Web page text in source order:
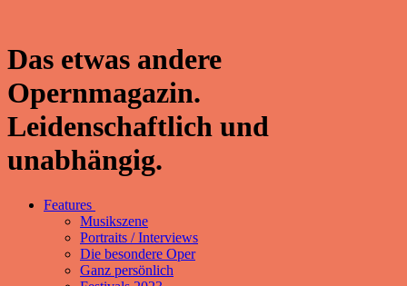
Das etwas andere
Opernmagazin.
Leidenschaftlich und
unabhängig.
Features
Musikszene
Portraits / Interviews
Die besondere Oper
Ganz persönlich